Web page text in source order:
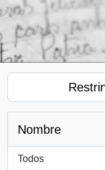
Nombre
Todos